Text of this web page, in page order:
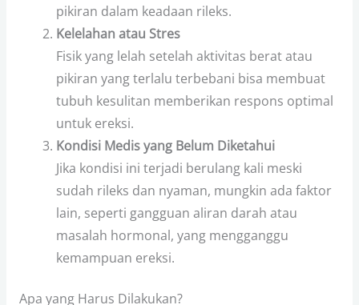
pikiran dalam keadaan rileks.
Kelelahan atau Stres
Fisik yang lelah setelah aktivitas berat atau
pikiran yang terlalu terbebani bisa membuat
tubuh kesulitan memberikan respons optimal
untuk ereksi.
Kondisi Medis yang Belum Diketahui
Jika kondisi ini terjadi berulang kali meski
sudah rileks dan nyaman, mungkin ada faktor
lain, seperti gangguan aliran darah atau
masalah hormonal, yang mengganggu
kemampuan ereksi.
Apa yang Harus Dilakukan?